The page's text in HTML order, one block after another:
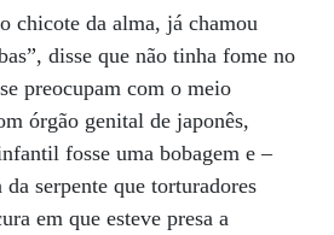
chicote da alma, já chamou
disse que não tinha fome no
preocupam com o meio
órgão genital de japonês,
fosse uma bobagem e –
serpente que torturadores
em que esteve presa a